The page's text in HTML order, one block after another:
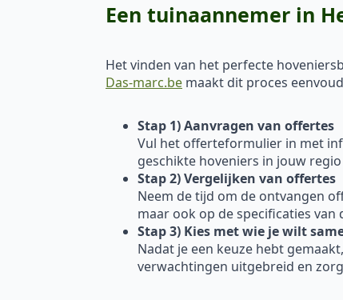
Een tuinaannemer in
Het vinden van het perfecte
Das-marc.be maakt dit proces
Stap 1) Aanvragen van offertes
Vul het offerteformulier in met
geschikte hoveniers in jouw
Stap 2) Vergelijken van offertes
Neem de tijd om de ontvangen
maar ook op de specificaties
Stap 3) Kies met wie je wilt
Nadat je een keuze hebt
verwachtingen uitgebreid en